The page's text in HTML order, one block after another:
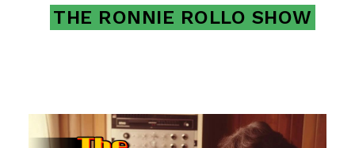
THE RONNIE ROLLO SHOW